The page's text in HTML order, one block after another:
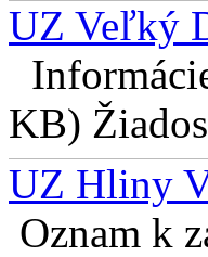
UZ Veľký
KB)
UZ Hliny
Oznam k